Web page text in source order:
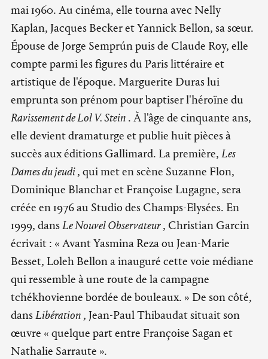
mai 1960. Au cinéma, elle tourna avec Nelly
Kaplan, Jacques Becker et Yannick Bellon, sa sœur.
Épouse de Jorge Semprún puis de Claude Roy, elle
compte parmi les figures du Paris littéraire et
artistique de l'époque. Marguerite Duras lui
emprunta son prénom pour baptiser l'héroïne du
Ravissement de Lol V. Stein . À l'âge de cinquante ans,
elle devient dramaturge et publie huit pièces à
succès aux éditions Gallimard. La première, Les
Dames du jeudi, qui met en scène Suzanne Flon,
Dominique Blanchar et Françoise Lugagne, sera
créée en 1976 au Studio des Champs-Elysées. En
1999, dansLe Nouvel Observateur, Christian Garcin
écrivait : « Avant Yasmina Reza ou Jean-Marie
Besset, Loleh Bellon a inauguré cette voie médiane
qui ressemble à une route de la campagne
tchékhovienne bordée de bouleaux. » De son côté,
dansLibération , Jean-Paul Thibaudat situait son
œuvre « quelque part entre Françoise Sagan et
Nathalie Sarraute ».